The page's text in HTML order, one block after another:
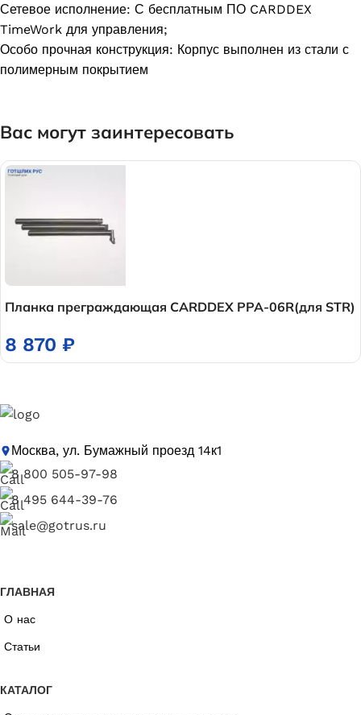
Сетевое исполнение: С бесплатным ПО CARDDEX
TimeWork для управления;
Особо прочная конструкция: Корпус выполнен из стали с
полимерным покрытием
Вас могут заинтересовать
Планка преграждающая CARDDEX PPA-06R(для STR)
8 870 ₽
Москва, ул. Бумажный проезд 14к1
8 800 505-97-98
8 495 644-39-76
sale@gotrus.ru
ГЛАВНАЯ
О нас
Статьи
КАТАЛОГ